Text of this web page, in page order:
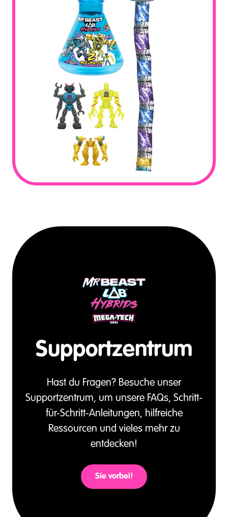
Supportzentrum
Hast du Fragen? Besuche unser
Supportzentrum, um unsere FAQs, Schritt-
für-Schritt-Anleitungen, hilfreiche
Ressourcen und vieles mehr zu
entdecken!
Sie vorbei!